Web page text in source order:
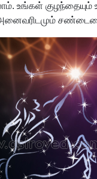
உங்கள் குழந்தையும்